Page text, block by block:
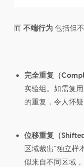
而 不端行为 包括但
完全重复（
实验组。如需复
的重复，令人怀
位移重复（
区域裁出“独立样
似来自不同区域